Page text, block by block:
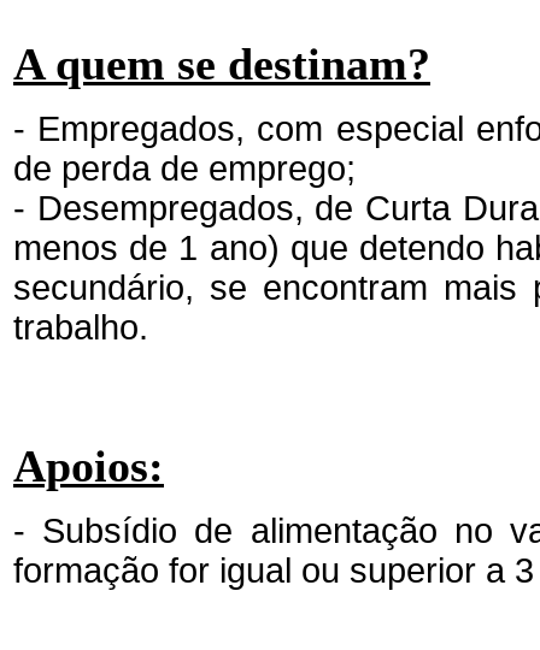
A quem se destinam?
- Empregados, com especial
de perda de emprego;
- Desempregados, de Curta
menos de 1 ano) que detendo
secundário, se encontram
trabalho.
Apoios:
- Subsídio de alimentação no
formação for igual ou superior a